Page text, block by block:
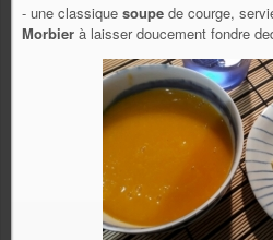
- une classique soupe de courge,
Morbier à laisser doucement fondre